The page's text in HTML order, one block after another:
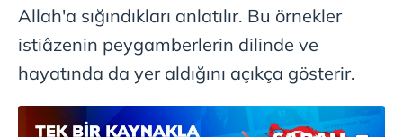
Allah'a sığındıkları anlatılır. Bu örnekler
istiâzenin peygamberlerin dilinde ve
hayatında da yer aldığını açıkça gösterir.